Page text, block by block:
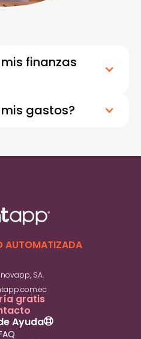
finanzas
gastos?
eliminar
AUTOMATIZADA
SA.
gratis
Ayuda